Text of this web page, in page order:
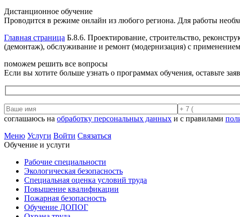
Дистанционное обучение
Проводится в режиме онлайн из любого региона. Для работы
Главная страница Б.8.6. Проектирование, строительство,
(демонтаж), обслуживание и ремонт (модернизация) с
поможем решить все вопросы
Если вы хотите больше узнать о программах обучения, оставьте
соглашаюсь на обработку персональных данных и с правилами
Меню Услуги Войти Связаться
Обучение и услуги
Рабочие специальности
Экологическая безопасность
Специальная оценка условий труда
Повышение квалификации
Пожарная безопасность
Обучение ДОПОГ